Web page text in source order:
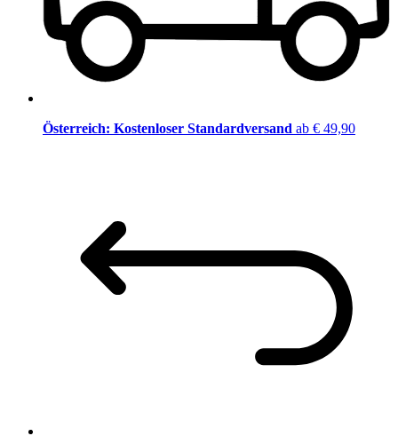
Österreich: Kostenloser Standardversand ab € 49,90